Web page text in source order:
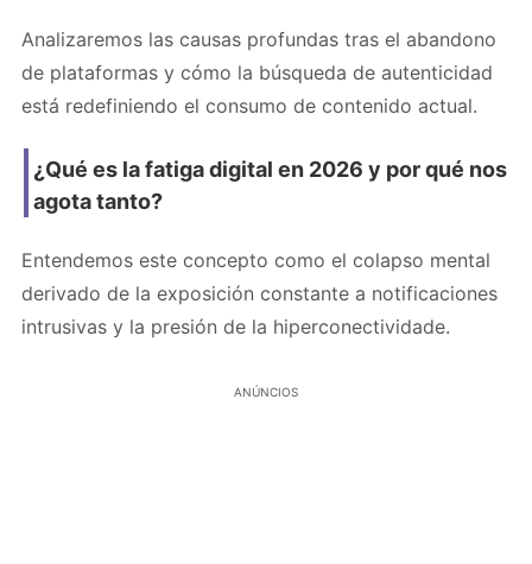
Analizaremos las causas profundas tras el abandono
de plataformas y cómo la búsqueda de autenticidad
está redefiniendo el consumo de contenido actual.
¿Qué es la fatiga digital en 2026 y por qué nos
agota tanto?
Entendemos este concepto como el colapso mental
derivado de la exposición constante a notificaciones
intrusivas y la presión de la hiperconectividade.
ANÚNCIOS